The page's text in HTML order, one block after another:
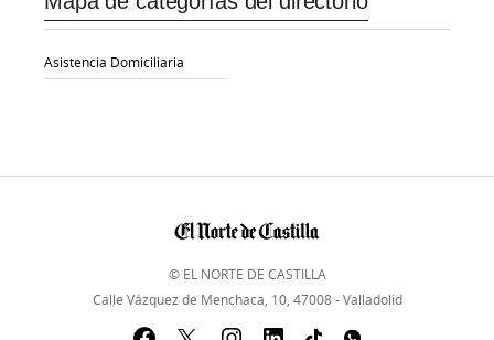
Asistencia Domiciliaria
© EL NORTE DE CASTILLA
Calle Vázquez de Menchaca, 10, 47008 - Valladolid